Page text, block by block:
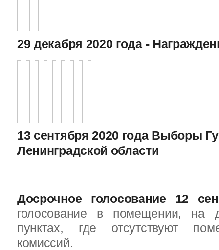
29 декабря 2020 года -
13 сентября 2020 года Выборы
Ленинградской области
Досрочное голосование 12
голосование в помещении, на
пунктах, где отсутствуют
комиссий.